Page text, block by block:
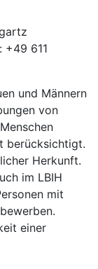
+49 611
und Männern
von
berücksichtigt.
Herkunft.
im LBIH
mit
einer